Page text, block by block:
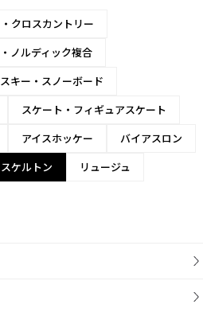
クロスカントリー
ノルディック複合
スキー・スノーボード
スケート・フィギュアスケート
アイスホッケー
バイアスロン
ケルトン
リュージュ